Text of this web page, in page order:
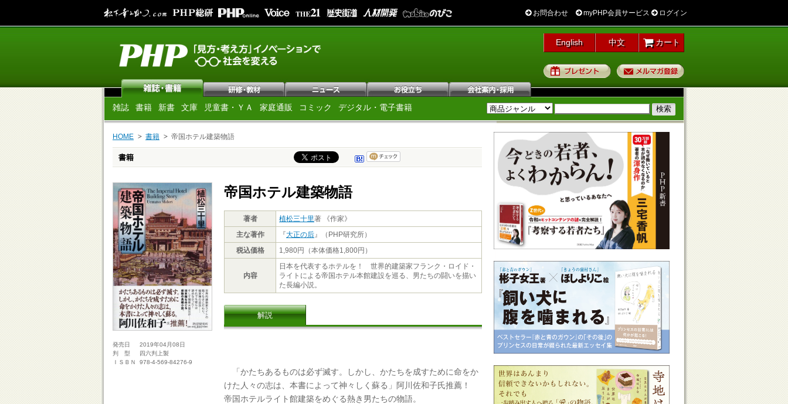
お問合わせ myPHP会員サービス ログイン
English 中文 カート
プレゼント
雑誌 書籍 新書 文庫 児童書・ＹＡ 家庭通販 コミック デジタル・電子書籍
HOME 書籍 帝国ホテル建築物語
書籍
発売日
2019年04月08日
判 型
四六判上製
ＩＳＢＮ
978-4-569-84276-9
帝国ホテル建築物語
著者 植松三十里著 《作家》
主な著作
『大正の后』（PHP研究所）
税込価格
1,980円（本体価格1,800円）
内容
日本を代表するホテルを！ 世界的建築家フランク・ロイド・
ライトによる帝国ホテル本館建設を巡る、男たちの闘いを描い
た長編小説。
解説
「かたちあるものは必ず滅す。しかし、かたちを成すために命をか
けた人々の志は、本書によって神々しく蘇る」阿川佐和子氏推薦！
帝国ホテルライト館建築をめぐる熱き男たちの物語。